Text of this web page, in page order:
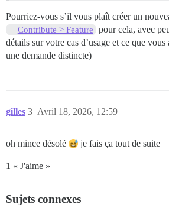
Pourriez-vous s’il vous plaît créer un
Contribute > Feature
pour cela, avec
détails sur votre cas d’usage et ce que
une demande distincte)
gilles Avril 18, 2026, 12:59
3
oh mince désolé je fais ça tout de suite
1 « J'aime »
Sujets connexes